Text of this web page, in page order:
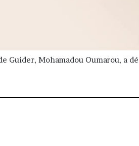
Guider, Mohamadou Oumarou, a